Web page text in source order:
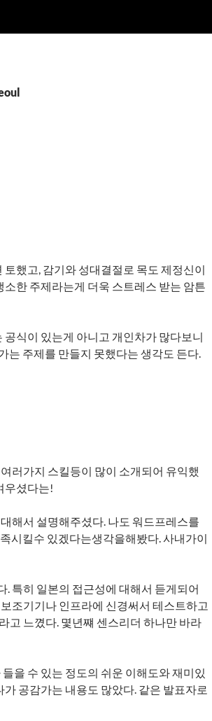
했고, 감기와 성대결절로 목도 제정신이
한 주제라는게 더욱 스트레스 받는 암튼
식이 있는게 아니고 개인차가 많다보니
는 주제를 만들지 못했다는 생각도 든다.
러가지 스킬등이 많이 소개되어 유익했
우셨다는!
해서 설명해주셨다. 나도 워드프레스를
시킬수 있겠다는생각을해봤다. 사내가이
특히 일본의 접근성에 대해서 듣게되어
조기기나 인프라에 신경써서 테스트하고
고 느꼈다. 몇년쨰 센스리더 하나만 바라
을 수 있는 정도의 쉬운 이해도와 재미있
공감가는 내용도 많았다. 같은 발표자로